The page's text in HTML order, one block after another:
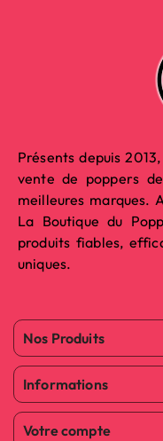
Présents depuis
vente de poppers
meilleures marques.
La Boutique du
produits fiables,
uniques.
Nos Produits
Informations
Votre compte